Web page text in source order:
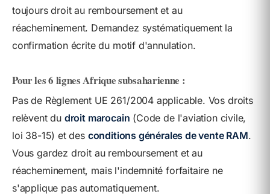
toujours droit au remboursement et au
réacheminement. Demandez systématiquement la
confirmation écrite du motif d'annulation.
Pour les 6 lignes Afrique subsaharienne :
Pas de Règlement UE 261/2004 applicable. Vos droits
relèvent du droit marocain (Code de l'aviation civile,
loi 38-15) et des conditions générales de vente RAM.
Vous gardez droit au remboursement et au
réacheminement, mais l'indemnité forfaitaire ne
s'applique pas automatiquement.